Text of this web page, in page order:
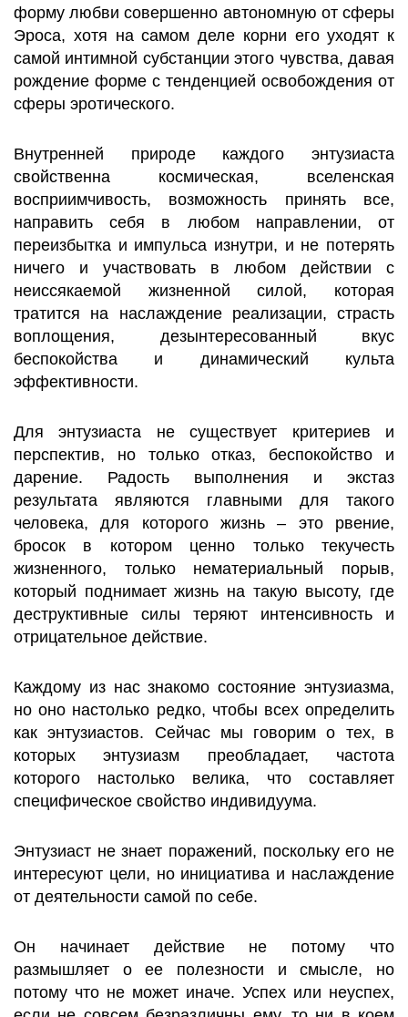
форму любви совершенно автономную от сферы
Эроса, хотя на самом деле корни его уходят к
самой интимной субстанции этого чувства, давая
рождение форме с тенденцией освобождения от
сферы эротического.
Внутренней природе каждого энтузиаста
свойственна космическая, вселенская
восприимчивость, возможность принять все,
направить себя в любом направлении, от
переизбытка и импульса изнутри, и не потерять
ничего и участвовать в любом действии с
неиссякаемой жизненной силой, которая
тратится на наслаждение реализации, страсть
воплощения, дезынтересованный вкус
беспокойства и динамический культа
эффективности.
Для энтузиаста не существует критериев и
перспектив, но только отказ, беспокойство и
дарение. Радость выполнения и экстаз
результата являются главными для такого
человека, для которого жизнь – это рвение,
бросок в котором ценно только текучесть
жизненного, только нематериальный порыв,
который поднимает жизнь на такую высоту, где
деструктивные силы теряют интенсивность и
отрицательное действие.
Каждому из нас знакомо состояние энтузиазма,
но оно настолько редко, чтобы всех определить
как энтузиастов. Сейчас мы говорим о тех, в
которых энтузиазм преобладает, частота
которого настолько велика, что составляет
специфическое свойство индивидуума.
Энтузиаст не знает поражений, поскольку его не
интересуют цели, но инициатива и наслаждение
от деятельности самой по себе.
Он начинает действие не потому что
размышляет о ее полезности и смысле, но
потому что не может иначе. Успех или неуспех,